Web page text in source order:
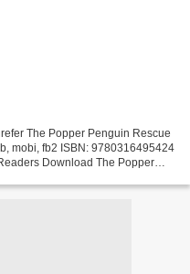
The Popper Penguin Rescue
mobi, fb2 ISBN: 9780316495424
Download The Popper